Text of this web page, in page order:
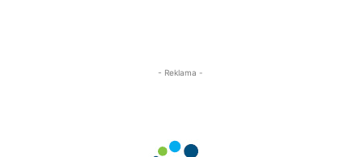
- Reklama -